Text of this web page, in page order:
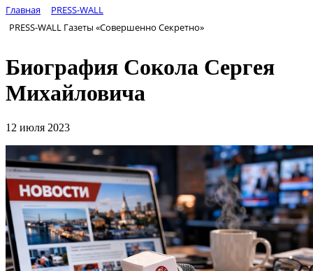
Главная
PRESS-WALL
PRESS-WALL Газеты «Совершенно Секретно»
Биография Сокола Сергея
Михайловича
12 июля 2023